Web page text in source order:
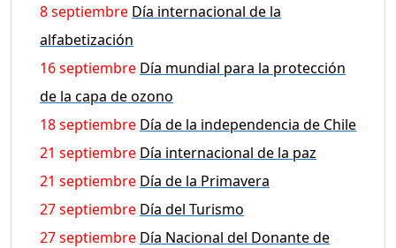
8 septiembre Día internacional de la
alfabetización
16 septiembre Día mundial para la protección
de la capa de ozono
18 septiembre Día de la independencia de Chile
21 septiembre Día internacional de la paz
21 septiembre Día de la Primavera
27 septiembre Día del Turismo
27 septiembre Día Nacional del Donante de